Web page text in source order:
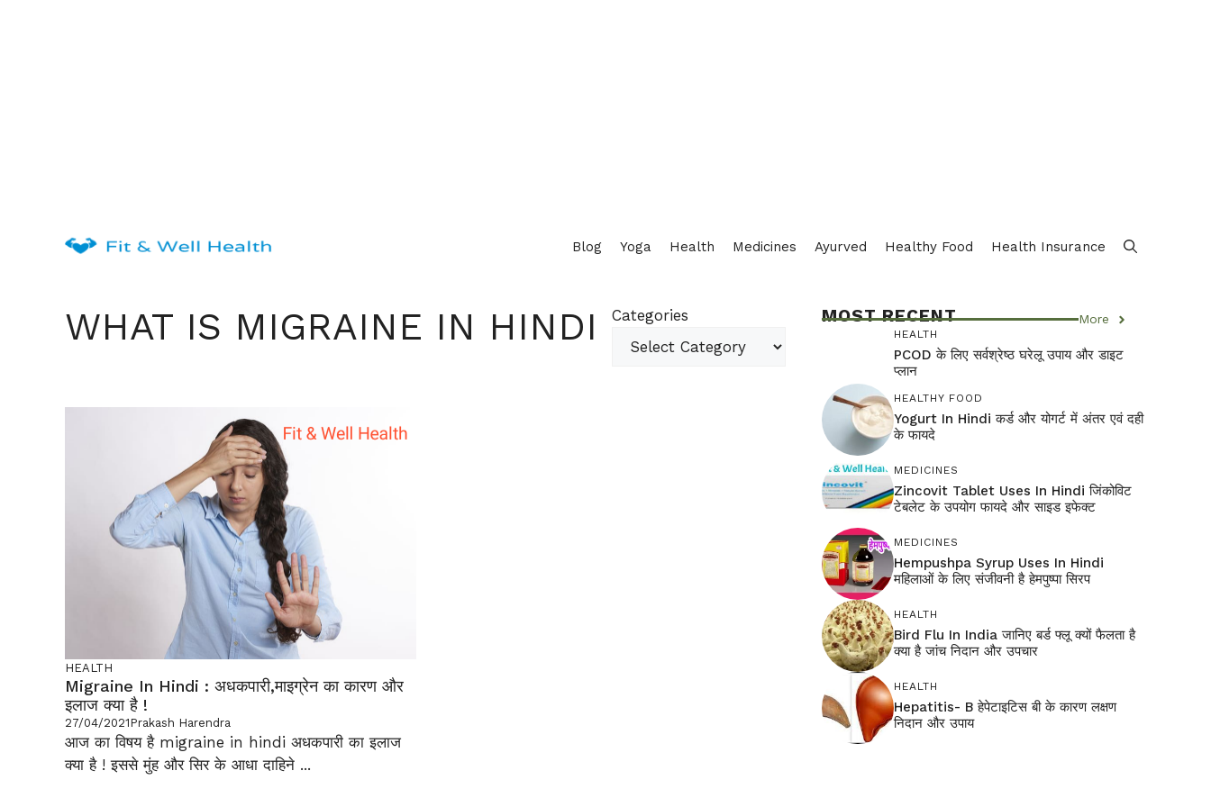
Blog Yoga Health Medicines Ayurved Healthy Food Health Insurance
WHAT IS MIGRAINE IN HINDI Categories
HEALTH
Migraine In Hindi : अधकपारी,माइग्रेन का कारण और
इलाज क्या है !
27/04/2021Prakash Harendra
आज का विषय है migraine in hindi अधकपारी का इलाज
क्या है ! इससे मुंह और सिर के आधा दाहिने ...
MOST RECENT More
HEALTH
PCOD के लिए सर्वश्रेष्ठ घरेलू उपाय और डाइट
प्लान
HEALTHY FOOD
Yogurt In Hindi कर्ड और योगर्ट में अंतर एवं दही
के फायदे
MEDICINES
Zincovit Tablet Uses In Hindi जिंकोविट
टेबलेट के उपयोग फायदे और साइड इफेक्ट
MEDICINES
Hempushpa Syrup Uses In Hindi
महिलाओं के लिए संजीवनी है हेमपुष्पा सिरप
HEALTH
Bird Flu In India जानिए बर्ड फ्लू क्यों फैलता है
क्या है जांच निदान और उपचार
HEALTH
Hepatitis- B हेपेटाइटिस बी के कारण लक्षण
निदान और उपाय